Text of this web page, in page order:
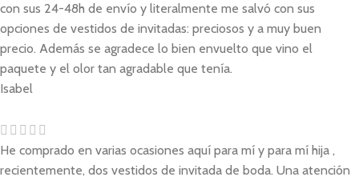
con sus 24-48h de envío y literalmente me salvó con sus
opciones de vestidos de invitadas: preciosos y a muy buen
precio. Además se agradece lo bien envuelto que vino el
paquete y el olor tan agradable que tenía.
Isabel
He comprado en varias ocasiones aquí para mí y para mí hija ,
recientemente, dos vestidos de invitada de boda. Una atención